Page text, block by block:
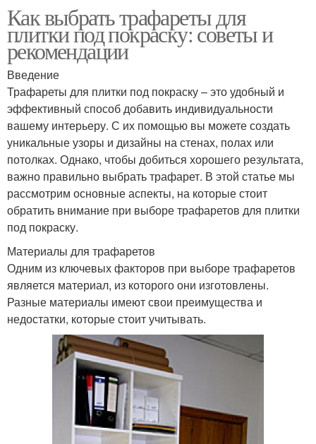
Как выбрать трафареты для
плитки под покраску: советы и
рекомендации
Введение
Трафареты для плитки под покраску – это удобный и
эффективный способ добавить индивидуальности
вашему интерьеру. С их помощью вы можете создать
уникальные узоры и дизайны на стенах, полах или
потолках. Однако, чтобы добиться хорошего результата,
важно правильно выбрать трафарет. В этой статье мы
рассмотрим основные аспекты, на которые стоит
обратить внимание при выборе трафаретов для плитки
под покраску.
Материалы для трафаретов
Одним из ключевых факторов при выборе трафаретов
является материал, из которого они изготовлены.
Разные материалы имеют свои преимущества и
недостатки, которые стоит учитывать.